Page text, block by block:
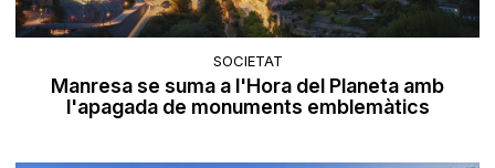
SOCIETAT
Manresa se suma a l'Hora del Planeta amb
l'apagada de monuments emblemàtics